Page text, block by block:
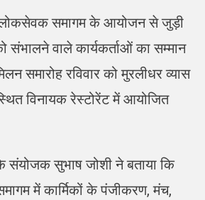
लोकसेवक समागम के आयोजन से जुड़ी
संभालने वाले कार्यकर्ताओं का सम्मान
समारोह रविवार को मुरलीधर व्यास
विनायक रेस्टोरेंट में आयोजित
सुभाष जोशी ने बताया कि
में कार्मिकों के पंजीकरण, मंच,